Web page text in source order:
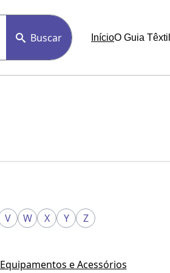
Buscar
InícioO Guia Têxtil
V W X Y Z
Equipamentos e Acessórios